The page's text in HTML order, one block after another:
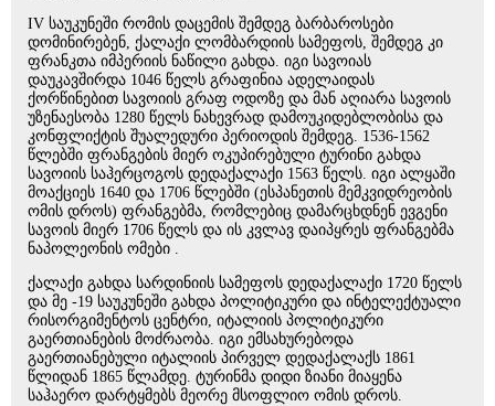
IV საუკუნეში რომის დაცემის შემდეგ ბარბაროსები
დომინირებენ, ქალაქი ლომბარდიის სამეფოს, შემდეგ კი
ფრანკთა იმპერიის ნაწილი გახდა. იგი სავოიას
დაუკავშირდა 1046 წელს გრაფინია ადელაიდას
ქორწინებით სავოიის გრაფ ოდოზე და მან აღიარა სავოის
უზენაესობა 1280 წელს ნახევრად დამოუკიდებლობისა და
კონფლიქტის შუალედური პერიოდის შემდეგ. 1536-1562
წლებში ფრანგების მიერ ოკუპირებული ტურინი გახდა
სავოიის საჰერცოგოს დედაქალაქი 1563 წელს. იგი ალყაში
მოაქციეს 1640 და 1706 წლებში (ესპანეთის მემკვიდრეობის
ომის დროს) ფრანგებმა, რომლებიც დამარცხდნენ ევგენი
სავოის მიერ 1706 წელს და ის კვლავ დაიპყრეს ფრანგებმა
ნაპოლეონის ომები .
ქალაქი გახდა სარდინიის სამეფოს დედაქალაქი 1720 წელს
და მე -19 საუკუნეში გახდა პოლიტიკური და ინტელექტუალი
რისორგიმენტოს ცენტრი, იტალიის პოლიტიკური
გაერთიანების მოძრაობა. იგი ემსახურებოდა
გაერთიანებული იტალიის პირველ დედაქალაქს 1861
წლიდან 1865 წლამდე. ტურინმა დიდი ზიანი მიაყენა
საჰაერო დარტყმებს მეორე მსოფლიო ომის დროს.